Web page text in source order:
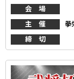
会 場
主 催
拳
締 切